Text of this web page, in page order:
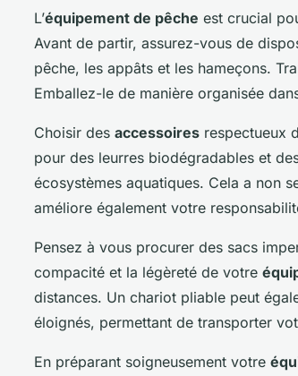
L’équipement de pêche est crucial
Avant de partir, assurez-vous de
pêche, les appâts et les hameçons.
Emballez-le de manière organisée
Choisir des accessoires respectueux
pour des leurres biodégradables et
écosystèmes aquatiques. Cela a non
améliore également votre
Pensez à vous procurer des sacs
compacité et la légèreté de votre
distances. Un chariot pliable peut
éloignés, permettant de transporter
En préparant soigneusement votre